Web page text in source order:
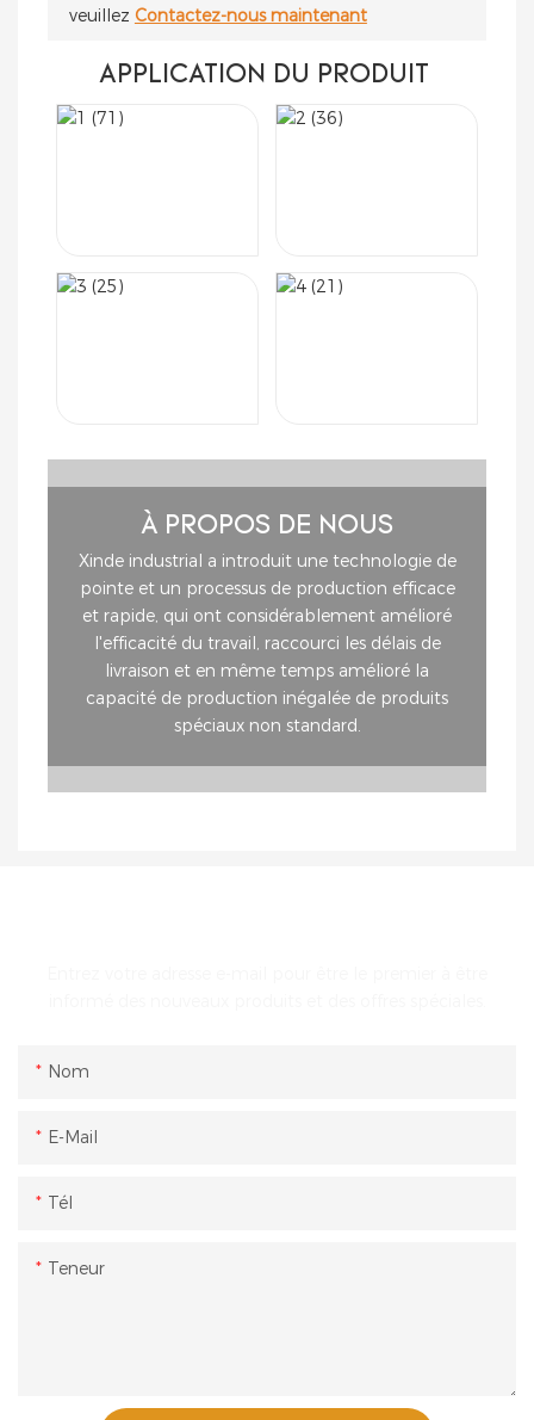
veuillez Contactez-nous maintenant
APPLICATION DU PRODUIT
À PROPOS DE NOUS
Xinde industrial a introduit une technologie de
pointe et un processus de production efficace
et rapide, qui ont considérablement amélioré
l'efficacité du travail, raccourci les délais de
livraison et en même temps amélioré la
capacité de production inégalée de produits
spéciaux non standard.
Nom
E-Mail
Tél
Teneur